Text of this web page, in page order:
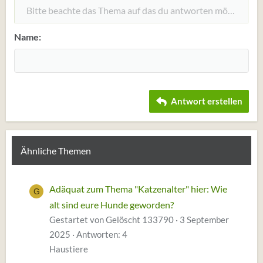
12
18
Courier New
Tahoma
Einzug vergrößern
Rechtsbündig
Bitte beachte das Thema auf das du antworten möchtest
Name
Antwort erstellen
Ähnliche Themen
G
Adäquat zum Thema "Katzenalter" hier: Wie
alt sind eure Hunde geworden?
Gestartet von Gelöscht 133790
3 September
2025
Antworten: 4
Haustiere